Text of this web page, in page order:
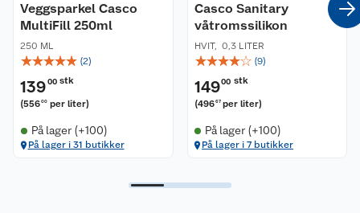
Veggsparkel Casco
MultiFill 250ml
250 ML
☆☆☆☆☆ (2)
13900 stk
(55600 per liter)
På lager (+100)
På lager i 31 butikker
Casco Sanitary
våtromssilikon
HVIT, 0,3 LITER
☆☆☆☆☆ (9)
14900 stk
(496 67 per liter)
På lager (+100)
På lager i 7 butikker